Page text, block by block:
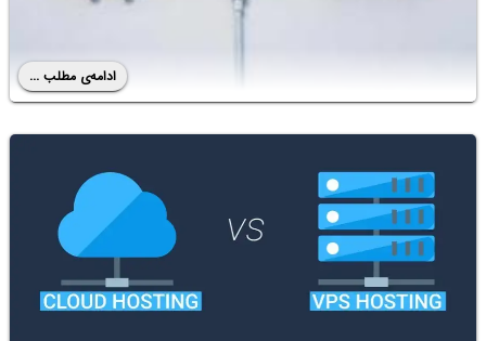
شارژر مناسب پرچمدار بخرید تا باتری گوشی‌تان بیشتر عمر
وقتی قلب گوشی، زودتر از موعد می‌ایستد
گوشی‌های پرچمدار امروزی مانند آیفون ۱۵ پرو، گلکسی اس۲۴ اولترا یا
شیائومی ۱۴ اولترا، شاهکارهای مهندسی هستند؛ نمایشگرهای با نرخ تازه‌سازی
ادامه‌ی مطلب ...